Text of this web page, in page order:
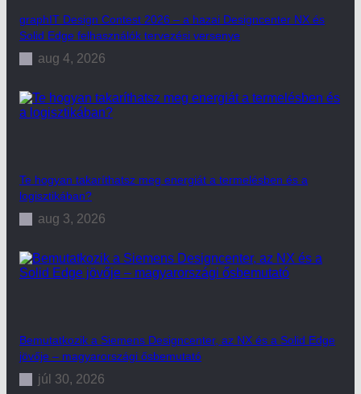
graphIT Design Contest 2026 – a hazai Designcenter NX és
Solid Edge felhasználók tervezési versenye
aug 4, 2026
Te hogyan takaríthatsz meg energiát a termelésben és a
logisztikában?
aug 3, 2026
Bemutatkozik a Siemens Designcenter, az NX és a Solid Edge
jövője – magyarországi ősbemutató
júl 30, 2026